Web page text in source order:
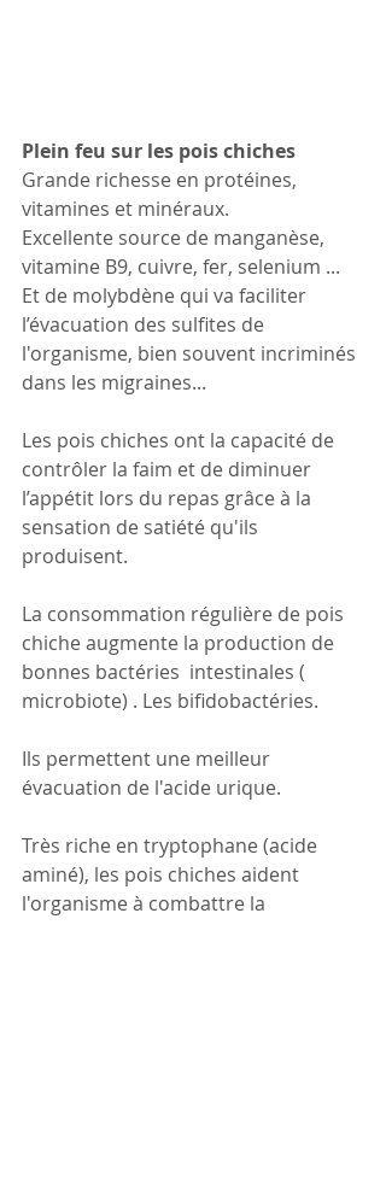
Plein feu sur les pois chiches
Grande richesse en protéines,
vitamines et minéraux.
Excellente source de manganèse,
vitamine B9, cuivre, fer, selenium ...
Et de molybdène qui va faciliter
l’évacuation des sulfites de
l'organisme, bien souvent incriminés
dans les migraines...
Les pois chiches ont la capacité de
contrôler la faim et de diminuer
l’appétit lors du repas grâce à la
sensation de satiété qu'ils
produisent.
La consommation régulière de pois
chiche augmente la production de
bonnes bactéries  intestinales (
microbiote) . Les bifidobactéries.
Ils permettent une meilleur
évacuation de l'acide urique.
Très riche en tryptophane (acide
aminé), les pois chiches aident
l'organisme à combattre la